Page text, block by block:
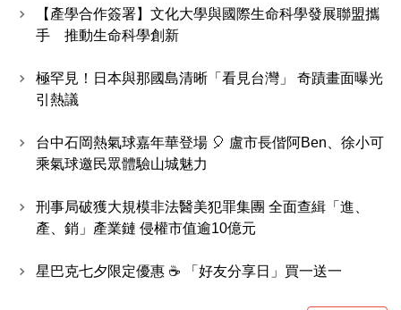
【產學合作簽署】文化大學與國際生命科學發展聯盟攜
手 推動生命科學創新
極罕見！日本與那國島清晰「看見台灣」 奇蹟畫面曝光
引熱議
台中石岡熱氣球嘉年華登場 🎈 盧市長偕阿Ben、徐小可
乘氣球邀民眾體驗山城魅力
刑事局破獲大規模非法醫美犯罪集團 全面查緝「進、
產、銷」產業鏈 侵權市值逾10億元
星巴克七夕限定優惠 ☕ 「好友分享日」買一送一